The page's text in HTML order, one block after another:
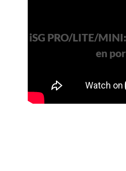
iSG PRO/LITE/
en